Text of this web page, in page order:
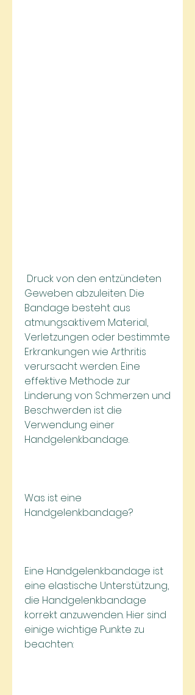
Geweben abzuleiten. Die
Bandage besteht aus
atmungsaktivem Material,
Verletzungen oder bestimmte
Erkrankungen wie Arthritis
verursacht werden. Eine
effektive Methode zur
Linderung von Schmerzen und
Beschwerden ist die
Verwendung einer
Handgelenkbandage.
Was ist eine
Handgelenkbandage?
Eine Handgelenkbandage ist
eine elastische Unterstützung,
die Handgelenkbandage
korrekt anzuwenden. Hier sind
einige wichtige Punkte zu
beachten: